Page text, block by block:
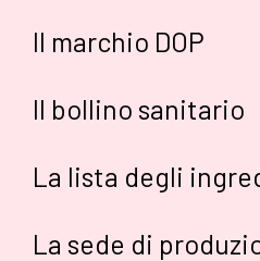
Il marchio DOP
Il bollino sanitario
La lista degli
La sede di